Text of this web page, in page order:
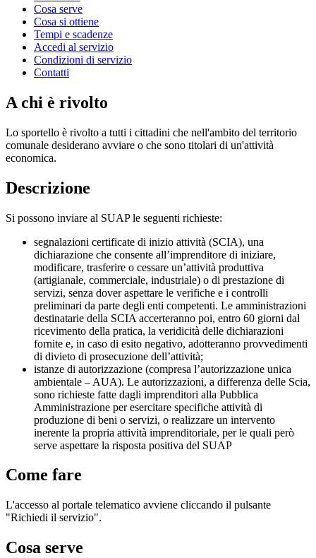
Cosa serve
Cosa si ottiene
Tempi e scadenze
Accedi al servizio
Condizioni di servizio
Contatti
A chi è rivolto
Lo sportello è rivolto a tutti i cittadini che nell'ambito del territorio
comunale desiderano avviare o che sono titolari di un'attività
economica.
Descrizione
Si possono inviare al SUAP le seguenti richieste:
segnalazioni certificate di inizio attività (SCIA), una
dichiarazione che consente all’imprenditore di iniziare,
modificare, trasferire o cessare un’attività produttiva
(artigianale, commerciale, industriale) o di prestazione di
servizi, senza dover aspettare le verifiche e i controlli
preliminari da parte degli enti competenti. Le amministrazioni
destinatarie della SCIA accerteranno poi, entro 60 giorni dal
ricevimento della pratica, la veridicità delle dichiarazioni
fornite e, in caso di esito negativo, adotteranno provvedimenti
di divieto di prosecuzione dell’attività;
istanze di autorizzazione (compresa l’autorizzazione unica
ambientale – AUA). Le autorizzazioni, a differenza delle Scia,
sono richieste fatte dagli imprenditori alla Pubblica
Amministrazione per esercitare specifiche attività di
produzione di beni o servizi, o realizzare un intervento
inerente la propria attività imprenditoriale, per le quali però
serve aspettare la risposta positiva del SUAP
Come fare
L'accesso al portale telematico avviene cliccando il pulsante
"Richiedi il servizio".
Cosa serve